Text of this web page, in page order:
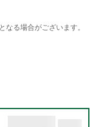
る場合がございます。